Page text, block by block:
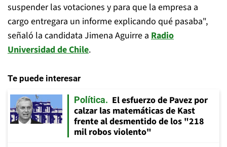
suspender las votaciones y para que la empresa a
cargo entregara un informe explicando qué pasaba",
señaló la candidata Jimena Aguirre a Radio
Universidad de Chile.
Te puede interesar
Política
El esfuerzo de Pavez por
calzar las matemáticas de Kast
frente al desmentido de los "218
mil robos violento"